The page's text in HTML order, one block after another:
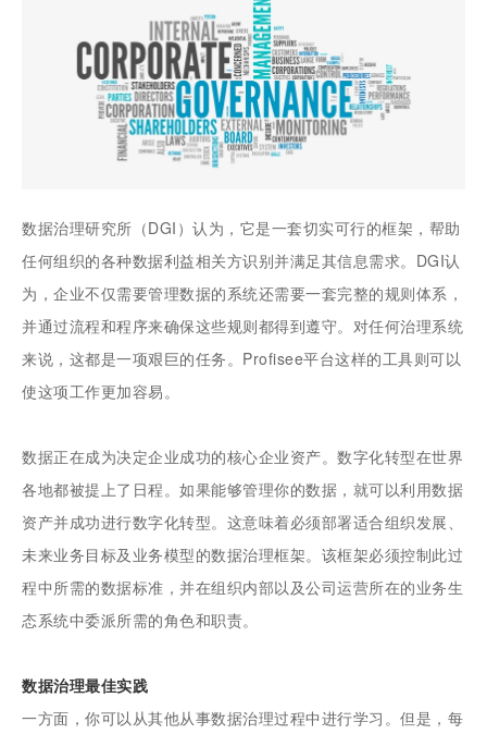
400-0011-866
数据治理研究所（DGI）认为，它是一套切实可行的框架，帮助
任何组织的各种数据利益相关方识别并满足其信息需求。DGI认
为，企业不仅需要管理数据的系统还需要一套完整的规则体系，
并通过流程和程序来确保这些规则都得到遵守。对任何治理系统
来说，这都是一项艰巨的任务。Profisee平台这样的工具则可以
使这项工作更加容易。
数据正在成为决定企业成功的核心企业资产。数字化转型在世界
各地都被提上了日程。如果能够管理你的数据，就可以利用数据
资产并成功进行数字化转型。这意味着必须部署适合组织发展、
未来业务目标及业务模型的数据治理框架。该框架必须控制此过
程中所需的数据标准，并在组织内部以及公司运营所在的业务生
态系统中委派所需的角色和职责。
数据治理最佳实践
一方面，你可以从其他从事数据治理过程中进行学习。但是，每